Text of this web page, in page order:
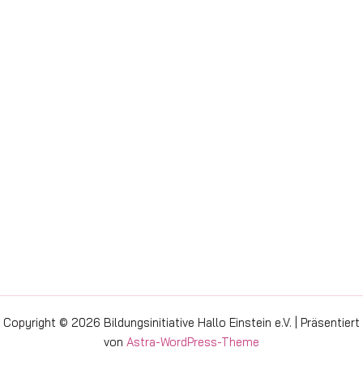
Copyright © 2026 Bildungsinitiative Hallo Einstein e.V. | Präsentiert
von Astra-WordPress-Theme